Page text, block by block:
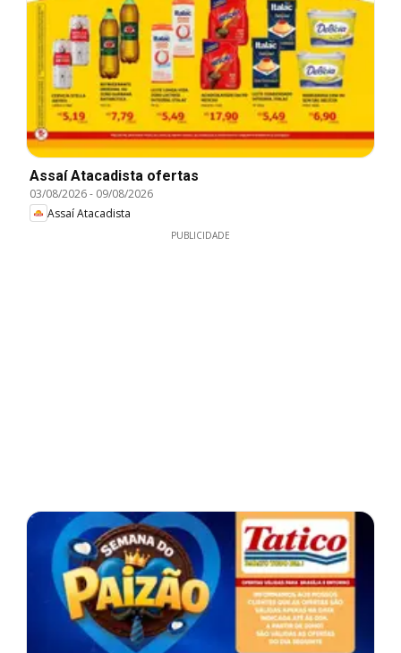
Assaí Atacadista ofertas
03/08/2026- 09/08/2026
Assaí Atacadista
PUBLICIDADE